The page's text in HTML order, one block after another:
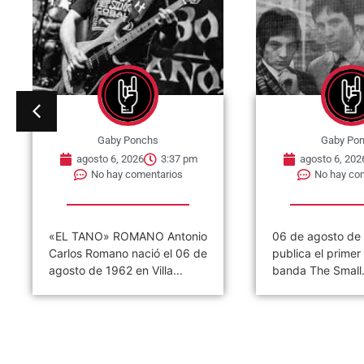
Gaby Ponchs
agosto 6, 2026
3:32 pm
No hay comentarios
06 de agosto de 1965, se
publica el primer single de la
banda The Small...
Gaby
agosto 6,
No hay
06 de agosto de
Ramones ofrece
concierto. Tal